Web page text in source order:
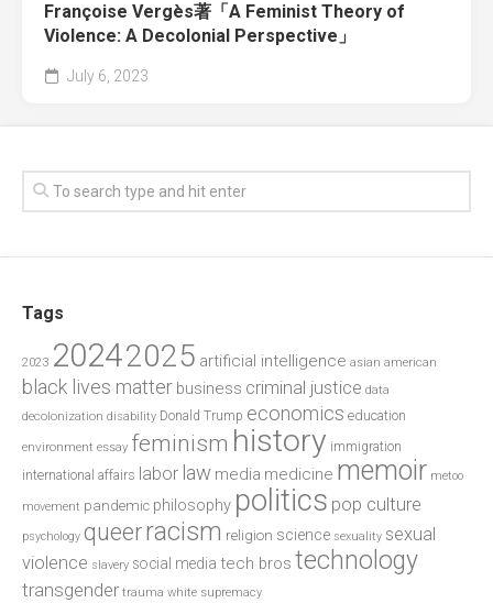
Françoise Vergès著「A Feminist Theory of
Violence: A Decolonial Perspective」
July 6, 2023
Tags
2023 20242025 artificial intelligence asian american
black lives matter business criminal justice data
decolonization disability Donald Trump economics education
environment essay feminism history immigration
international affairs labor law media medicine memoir metoo
movement pandemic philosophy politics pop culture
psychology queerracism religion science sexuality sexual
violence slavery social media tech bros technology
transgender trauma white supremacy